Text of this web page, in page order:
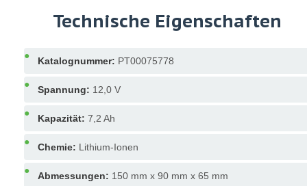
Technische Eigenschaften
Katalognummer: PT00075778
Spannung: 12,0 V
Kapazität: 7,2 Ah
Chemie: Lithium-Ionen
Abmessungen: 150 mm x 90 mm x 65 mm